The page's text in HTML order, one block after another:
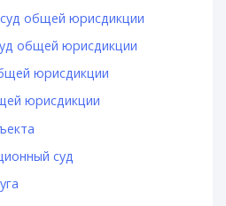
общей юрисдикции
общей юрисдикции
юрисдикции
юрисдикции
суд